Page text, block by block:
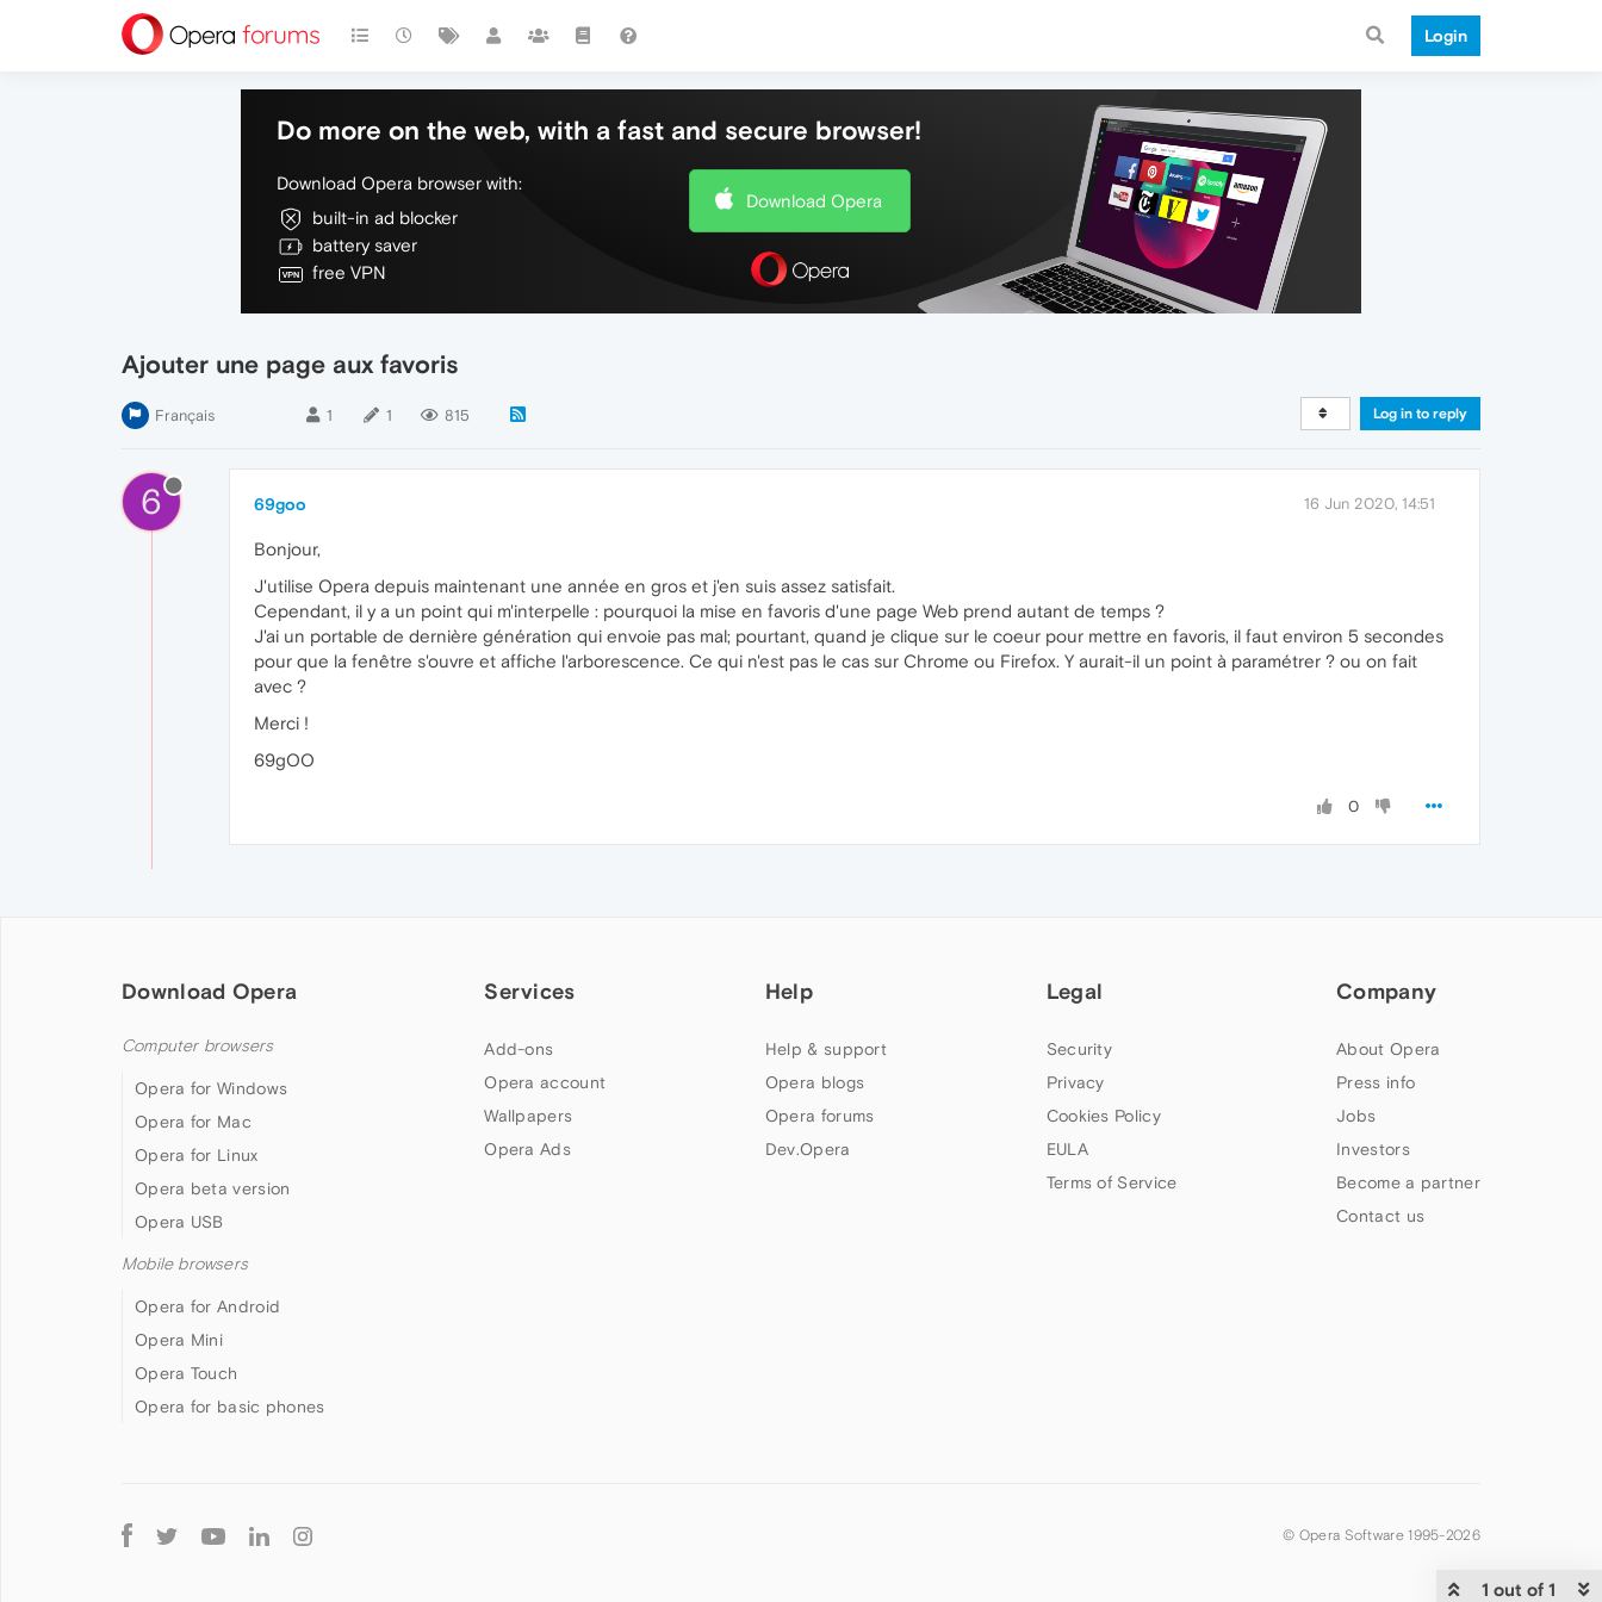
Login
Do more on the web, with a fast and secure browser!
Download Opera browser with:
built-in ad blocker
battery saver
free VPN
Download Opera
Ajouter une page aux favoris
Français 1 1 815 Log in to reply
6 69goo 16 Jun 2020, 14:51
Bonjour,
J'utilise Opera depuis maintenant une année en gros et j'en suis assez satisfait.
Cependant, il y a un point qui m'interpelle : pourquoi la mise en favoris d'une page Web prend autant de temps ?
J'ai un portable de dernière génération qui envoie pas mal; pourtant, quand je clique sur le coeur pour mettre en favoris, il faut environ 5 secondes
pour que la fenêtre s'ouvre et affiche l'arborescence. Ce qui n'est pas le cas sur Chrome ou Firefox. Y aurait-il un point à paramétrer ? ou on fait
avec ?
Merci !
69gOO
0
1 out of 1
Download Opera
Computer browsers
Opera for Windows
Opera for Mac
Opera for Linux
Opera beta version
Opera USB
Mobile browsers
Opera for Android
Opera Mini
Opera Touch
Opera for basic phones
Services
Add-ons
Opera account
Wallpapers
Opera Ads
Help
Help & support
Opera blogs
Opera forums
Dev.Opera
Legal
Security
Privacy
Cookies Policy
EULA
Terms of Service
Company
About Opera
Press info
Jobs
Investors
Become a partner
Contact us
Follow
Opera
© Opera Software 1995-2026